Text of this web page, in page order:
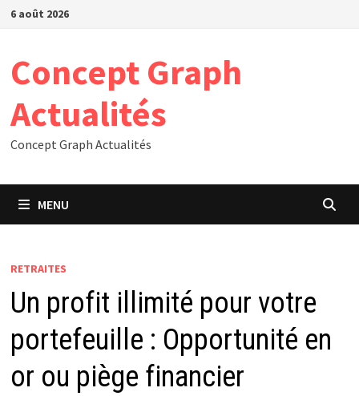
Passer
6 août 2026
Concept Graph
Actualités
Concept Graph Actualités
MENU
RETRAITES
Un profit illimité pour votre
portefeuille : Opportunité en
or ou piège financier